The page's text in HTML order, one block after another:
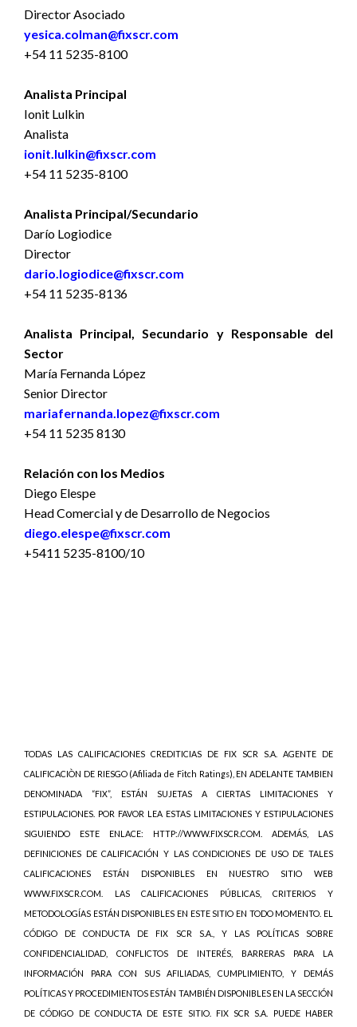
Director Asociado
yesica.colman@fixscr.com
+54 11 5235-8100
Analista Principal
Ionit Lulkin
Analista
ionit.lulkin@fixscr.com
+54 11 5235-8100
Analista Principal/Secundario
Darío Logiodice
Director
dario.logiodice@fixscr.com
+54 11 5235-8136
Analista Principal, Secundario y Responsable del
Sector
María Fernanda López
Senior Director
mariafernanda.lopez@fixscr.com
+54 11 5235 8130
Relación con los Medios
Diego Elespe
Head Comercial y de Desarrollo de Negocios
diego.elespe@fixscr.com
+5411 5235-8100/10
TODAS LAS CALIFICACIONES CREDITICIAS DE FIX SCR S.A. AGENTE DE
CALIFICACIÒN DE RIESGO (Afiliada de Fitch Ratings), EN ADELANTE TAMBIEN
DENOMINADA “FIX”, ESTÁN SUJETAS A CIERTAS LIMITACIONES Y
ESTIPULACIONES. POR FAVOR LEA ESTAS LIMITACIONES Y ESTIPULACIONES
SIGUIENDO ESTE ENLACE: HTTP://WWW.FIXSCR.COM. ADEMÁS, LAS
DEFINICIONES DE CALIFICACIÓN Y LAS CONDICIONES DE USO DE TALES
CALIFICACIONES ESTÁN DISPONIBLES EN NUESTRO SITIO WEB
WWW.FIXSCR.COM. LAS CALIFICACIONES PÚBLICAS, CRITERIOS Y
METODOLOGÍAS ESTÁN DISPONIBLES EN ESTE SITIO EN TODO MOMENTO. EL
CÓDIGO DE CONDUCTA DE FIX SCR S.A., Y LAS POLÍTICAS SOBRE
CONFIDENCIALIDAD, CONFLICTOS DE INTERÉS, BARRERAS PARA LA
INFORMACIÓN PARA CON SUS AFILIADAS, CUMPLIMIENTO, Y DEMÁS
POLÍTICAS Y PROCEDIMIENTOS ESTÁN TAMBIÉN DISPONIBLES EN LA SECCIÓN
DE CÓDIGO DE CONDUCTA DE ESTE SITIO. FIX SCR S.A. PUEDE HABER